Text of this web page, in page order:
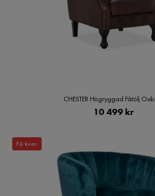
CHESTER Högryggad Fåtölj
Pris
10 499 kr
Få kvar